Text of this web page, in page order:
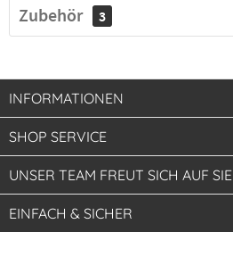
Zubehör 3
INFORMATIONEN
SHOP SERVICE
UNSER TEAM FREUT SICH AUF SIE
EINFACH & SICHER